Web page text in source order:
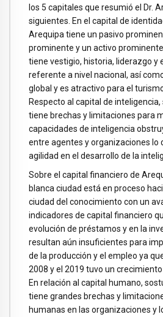
los 5 capitales que resumió el Dr.
siguientes. En el capital de
Arequipa tiene un pasivo
prominente y un activo
tiene vestigio, historia, liderazgo y
referente a nivel nacional, así
global y es atractivo para el
Respecto al capital de
tiene brechas y limitaciones para
capacidades de inteligencia
entre agentes y organizaciones lo
agilidad en el desarrollo de la
Sobre el capital financiero de
blanca ciudad está en proceso
ciudad del conocimiento con un
indicadores de capital financiero
evolución de préstamos y en la
resultan aún insuficientes para
de la producción y el empleo ya
2008 y el 2019 tuvo un crecimiento
En relación al capital humano,
tiene grandes brechas y
humanas en las organizaciones y